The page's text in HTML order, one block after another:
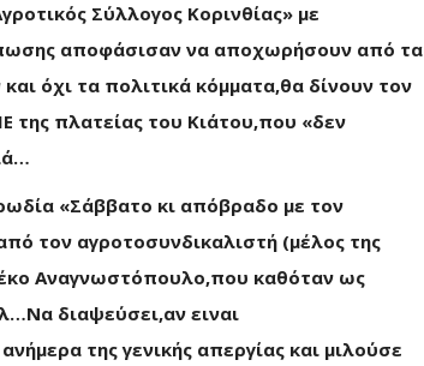
Σύλλογος Κορινθίας» με
αποφάσισαν να αποχωρήσουν από τα
όχι τα πολιτικά κόμματα,θα δίνουν τον
της πλατείας του Κιάτου,που «δεν
«Σάββατο κι απόβραδο με τον
τον αγροτοσυνδικαλιστή (μέλος της
Αναγνωστόπουλο,που καθόταν ως
διαψεύσει,αν ειναι
της γενικής απεργίας και μιλούσε